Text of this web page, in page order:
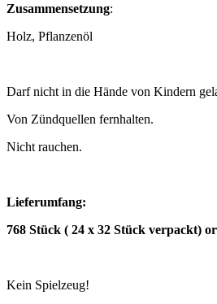
Zusammensetzung:
Holz, Pflanzenöl
Darf nicht in die Hände von Kindern
Von Zündquellen fernhalten.
Nicht rauchen.
Lieferumfang:
768 Stück ( 24 x 32 Stück verpackt)
Kein Spielzeug!